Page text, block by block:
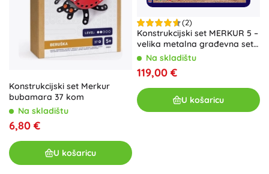
Konstrukcijski set Merkur
bubamara 37 kom
Na skladištu
6,80 €
U košaricu
(2)
Konstrukcijski set MERKUR 5 –
velika metalna građevna set
za 84 modela
Na skladištu
119,00 €
U košaricu